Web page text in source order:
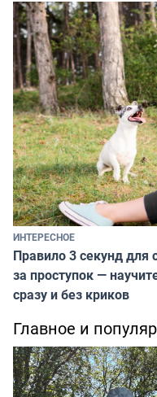
ИНТЕРЕСНОЕ
Правило 3 секунд для
за проступок —
сразу и без криков
Главное и